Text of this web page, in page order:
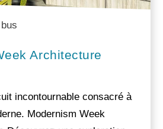
Architecture
incontournable consacré à
Modernism Week